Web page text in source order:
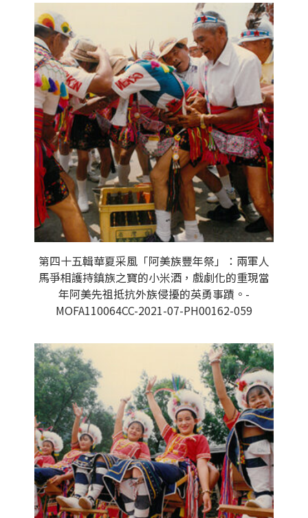
第四十五輯華夏采風「阿美族豐年祭」：兩軍人
馬爭相護持鎮族之寶的小米酒，戲劇化的重現當
年阿美先祖抵抗外族侵擾的英勇事蹟。-
MOFA110064CC-2021-07-PH00162-059